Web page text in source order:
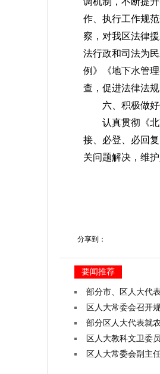
作、执行工作规
察，对我区法律
法行政和司法为
例》《地下水管
查，促进法律法
六、积极做
认真贯彻《北
接、必登、必回
关问题解决，维
分享到：
要闻推荐
部分市、区人大代
区人大常委会召开
部分区人大代表就
区人大教科文卫委
区人大常委会副主